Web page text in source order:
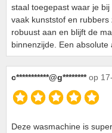
staal toegepast waar je
vaak kunststof en
robuust aan en blijft de
binnenzijde. Een absolute
c***********@g******** op
Deze wasmachine is